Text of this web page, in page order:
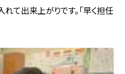
て出来上がりです。「早く担任